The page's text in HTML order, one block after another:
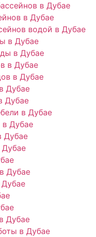
в Дубае
в Дубае
водой в Дубае
в Дубае
в Дубае
в Дубае
в Дубае
Дубае
Дубае
в Дубае
в Дубае
Дубае
Дубае
Дубае
в Дубае